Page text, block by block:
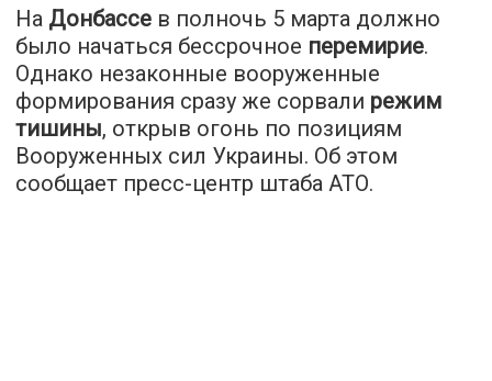
На Донбассе в полночь 5 марта должно
было начаться бессрочное перемирие.
Однако незаконные вооруженные
формирования сразу же сорвали режим
тишины, открыв огонь по позициям
Вооруженных сил Украины. Об этом
сообщает пресс-центр штаба АТО.